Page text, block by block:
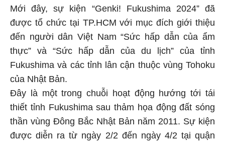
Mới đây, sự kiện “Genki! Fukushima 2024” đã
được tổ chức tại TP.HCM với mục đích giới thiệu
đến người dân Việt Nam “Sức hấp dẫn của ẩm
thực” và “Sức hấp dẫn của du lịch” của tỉnh
Fukushima và các tỉnh lân cận thuộc vùng Tohoku
của Nhật Bản.
Đây là một trong chuỗi hoạt động hướng tới tái
thiết tỉnh Fukushima sau thảm họa động đất sóng
thần vùng Đông Bắc Nhật Bản năm 2011. Sự kiện
được diễn ra từ ngày 2/2 đến ngày 4/2 tại quận